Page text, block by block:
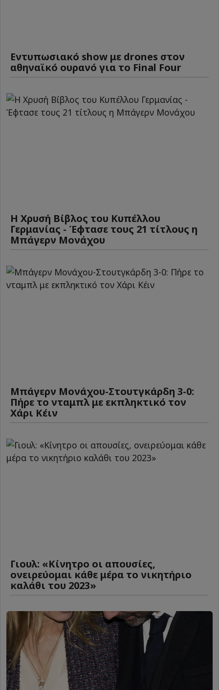
Εντυπωσιακό show με drones στον
αθηναϊκό ουρανό για το Final Four
Η Χρυσή Βίβλος του Κυπέλλου
Γερμανίας - Έφτασε τους 21 τίτλους η
Μπάγερν Μονάχου
Μπάγερν Μονάχου-Στουτγκάρδη 3-0:
Πήρε το νταμπλ με εκπληκτικό τον
Χάρι Κέιν
Γιουλ: «Κίνητρο οι απουσίες,
ονειρεύομαι κάθε μέρα το νικητήριο
καλάθι του 2023»